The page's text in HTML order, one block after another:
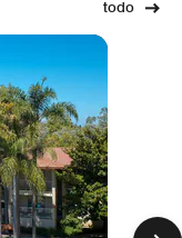
todo